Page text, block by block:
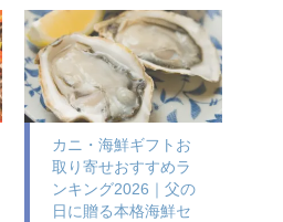
カニ・海鮮ギフトお
取り寄せおすすめラ
ンキング2026｜父の
日に贈る本格海鮮セ